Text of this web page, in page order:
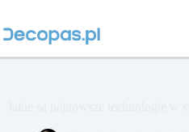
treści